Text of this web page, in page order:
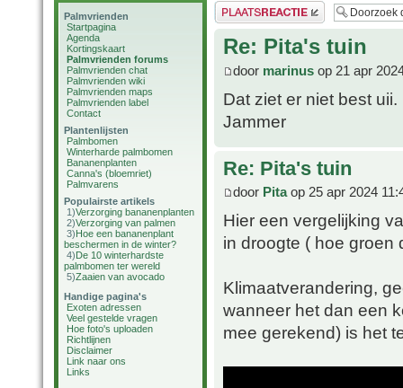
Palmvrienden
Startpagina
Agenda
Kortingskaart
Palmvrienden forums
Palmvrienden chat
Palmvrienden wiki
Palmvrienden maps
Palmvrienden label
Contact
Plantenlijsten
Palmbomen
Winterharde palmbomen
Bananenplanten
Canna's (bloemriet)
Palmvarens
Populairste artikels
1)Verzorging bananenplanten
2)Verzorging van palmen
3)Hoe een bananenplant
beschermen in de winter?
4)De 10 winterhardste
palmbomen ter wereld
5)Zaaien van avocado
Handige pagina's
Exoten adressen
Veel gestelde vragen
Hoe foto's uploaden
Richtlijnen
Disclaimer
Link naar ons
Links
Plaats een reactie
Re: Pita's tuin
door marinus op 21 apr
Dat ziet er niet best uii.
Jammer
Re: Pita's tuin
door Pitaop 25 apr 2024
Hier een vergelijking
in droogte ( hoe groen
Klimaatverandering,
wanneer het dan een
mee gerekend) is het